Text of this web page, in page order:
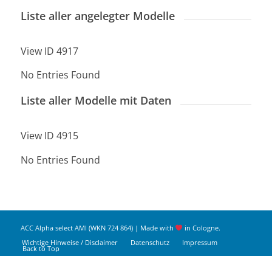
Liste aller angelegter Modelle
View ID 4917
No Entries Found
Liste aller Modelle mit Daten
View ID 4915
No Entries Found
ACC Alpha select AMI (WKN 724 864) | Made with
in Cologne.
Wichtige Hinweise / Disclaimer
Datenschutz Impressum
Back to Top